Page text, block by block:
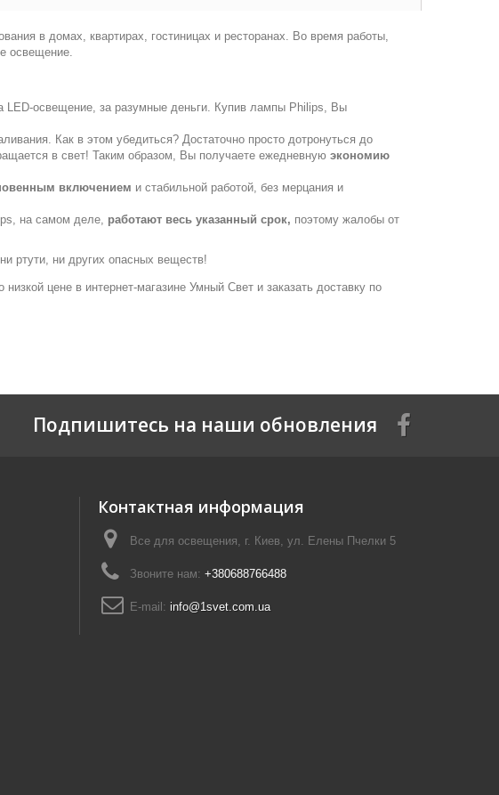
в домах, квартирах, гостиницах и ресторанах. Во время работы,
освещение.
LED-освещение, за разумные деньги. Купив лампы Philips, Вы
Как в этом убедиться? Достаточно просто дотронуться до
в свет! Таким образом, Вы получаете ежедневную экономию
включением и стабильной работой, без мерцания и
на самом деле, работают весь указанный срок, поэтому жалобы от
ртути, ни других опасных веществ!
низкой цене в интернет-магазине Умный Свет и заказать доставку по
Подпишитесь на наши обновления
Контактная информация
Все для освещения, г. Киев, ул. Елены Пчелки 5
Звоните нам: +380688766488
E-mail: info@1svet.com.ua